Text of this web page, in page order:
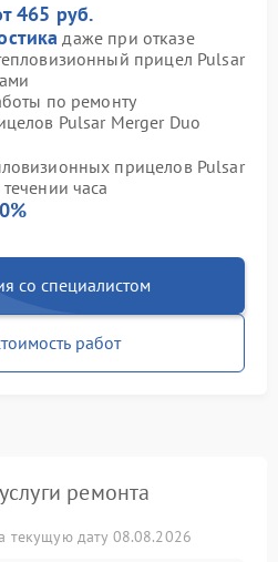
465 руб.
даже при отказе
прицел Pulsar
по ремонту
Pulsar Merger Duo
прицелов Pulsar
часа
со специалистом
работ
ремонта
текущую дату 08.08.2026